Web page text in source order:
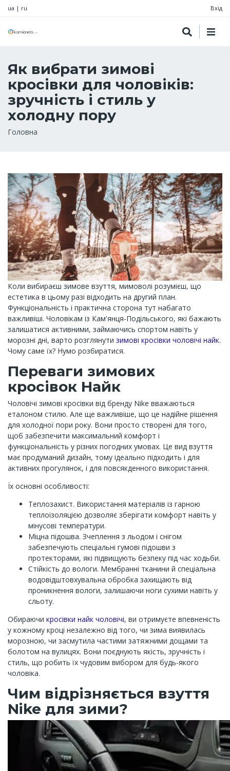
ua | ru Вхід
Як вибрати зимові
кросівки для чоловіків:
зручність і стиль у
холодну пору
Рядок
Головна
Коли вибираєш зимове взуття, мимоволі розумієш, що
естетика в цьому разі відходить на другий план.
Функціональність і практична сторона тут набагато
важливіші. Чоловікам із Кам'янця-Подільського, які бажають
залишатися активними, займаючись спортом навіть у
морозні дні, варто розглянути зимові кросівки чоловічі найк.
Чому саме їх? Нумо розбиратися.
Переваги зимових
кросівок Найк
Чоловічі зимові кросівки від бренду Nike вважаються
еталоном стилю. Але ще важливіше, що це надійне рішення
для холодної пори року. Вони просто створені для того,
щоб забезпечити максимальний комфорт і
функціональність у різних погодних умовах. Це вид взуття
має продуманий дизайн, тому ідеально підходить і для
активних прогулянок, і для повсякденного використання.
Їх основні особливості:
Теплозахист. Використання матеріалів із гарною
теплоізоляцією дозволяє зберігати комфорт навіть у
мінусові температури.
Міцна підошва. Зчеплення з льодом і снігом
забезпечують спеціальні гумові підошви з
протекторами, які підвищують безпеку під час ходьби.
Стійкість до вологи. Мембранні тканини й спеціальна
водовідштовхувальна обробка захищають від
проникнення вологи, залишаючи ноги сухими навіть у
сльоту.
Обираючи кросівки найк чоловічі, ви отримуєте впевненість
у кожному кроці незалежно від того, чи зима виявилась
морозною, чи засмутила частими затяжними дощами та
болотом на вулицях. Вони поєднують якість, зручність і
стиль, що робить їх чудовим вибором для будь-якого
чоловіка.
Чим відрізняється взуття
Nike для зими?